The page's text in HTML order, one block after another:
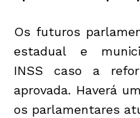
Os futuros
estadual e
INSS caso a
aprovada. Haverá
os parlamentares